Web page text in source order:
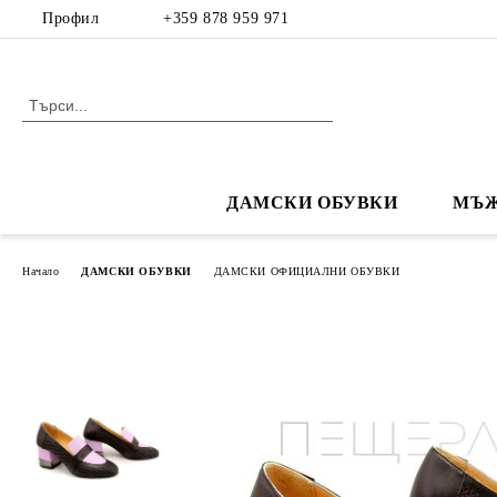
Профил +359 878 959 971
ДАМСКИ ОБУВКИ
Начало ДАМСКИ ОБУВКИ ДАМСКИ ОФИЦИАЛНИ ОБУВКИ